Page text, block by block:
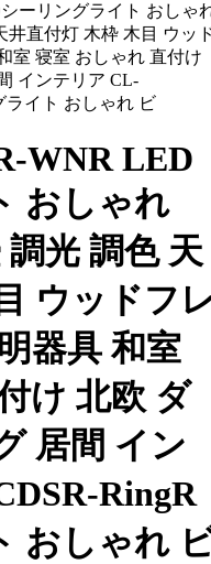
ーリングライト おしゃ
井直付灯 木枠 木目 ウッ
室 寝室 おしゃれ 直付け
インテリア CL-
ライト おしゃれ ビ
WNR LED
おしゃれ
調光 調色 天
ウッドフ
器具 和室
け 北欧 ダ
居間 イン
RingR
おしゃれ